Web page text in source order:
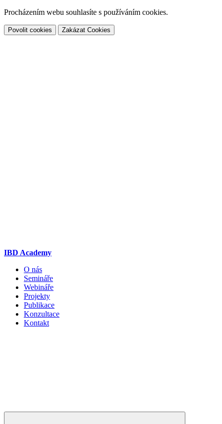
Procházením webu souhlasíte s používáním cookies.
Povolit cookies Zakázat Cookies
IBD Academy
O nás
Semináře
Webináře
Projekty
Publikace
Konzultace
Kontakt